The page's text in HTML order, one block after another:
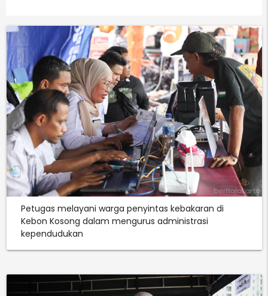
Petugas melayani warga penyintas kebakaran di
Kebon Kosong dalam mengurus administrasi
kependudukan